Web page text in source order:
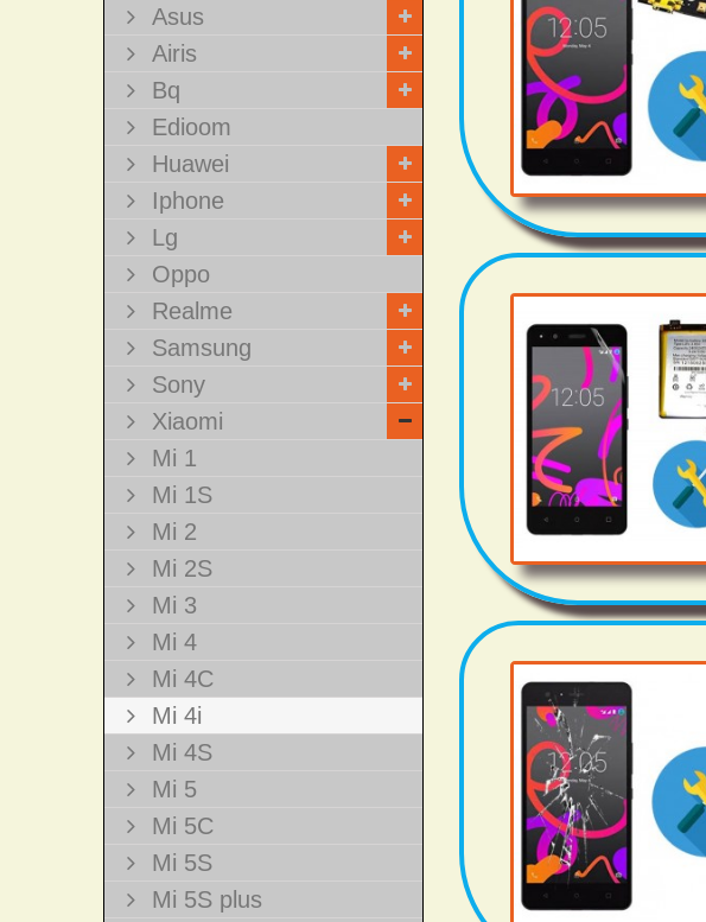
Asus
Airis
Bq
Edioom
Huawei
Iphone
Lg
Oppo
Realme
Samsung
Sony
Xiaomi
Mi 1
Mi 1S
Mi 2
Mi 2S
Mi 3
Mi 4
Mi 4C
Mi 4i
Mi 4S
Mi 5
Mi 5C
Mi 5S
Mi 5S plus